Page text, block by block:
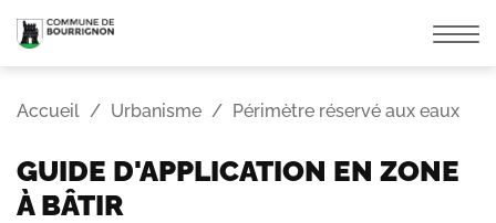
la
Accueil Urbanisme Périmètre réservé aux eaux
GUIDE D'APPLICATION EN ZONE
À BÂTIR